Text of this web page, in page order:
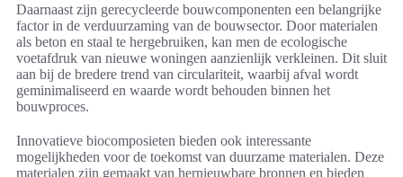
Daarnaast zijn gerecycleerde bouwcomponenten een belangrijke
factor in de verduurzaming van de bouwsector. Door materialen
als beton en staal te hergebruiken, kan men de ecologische
voetafdruk van nieuwe woningen aanzienlijk verkleinen. Dit sluit
aan bij de bredere trend van circulariteit, waarbij afval wordt
geminimaliseerd en waarde wordt behouden binnen het
bouwproces.
Innovatieve biocomposieten bieden ook interessante
mogelijkheden voor de toekomst van duurzame materialen. Deze
materialen zijn gemaakt van hernieuwbare bronnen en bieden